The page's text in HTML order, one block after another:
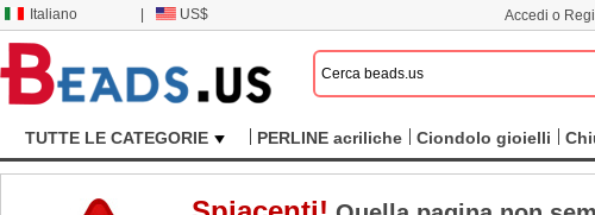
Italiano US$ Accedi o
TUTTE LE CATEGORIE PERLINE acriliche Ciondolo gioielli